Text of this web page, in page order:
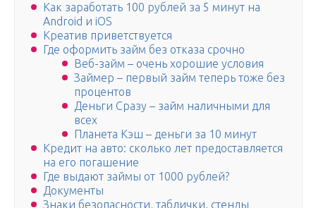
Как заработать 100 рублей за 5 минут на
Android и iOS
Креатив приветствуется
Где оформить займ без отказа срочно
Веб-займ – очень хорошие условия
Займер – первый займ теперь тоже без
процентов
Деньги Сразу – займ наличными для
всех
Планета Кэш – деньги за 10 минут
Кредит на авто: сколько лет предоставляется
на его погашение
Где выдают займы от 1000 рублей?
Документы
Знаки безопасности, таблички, стенды